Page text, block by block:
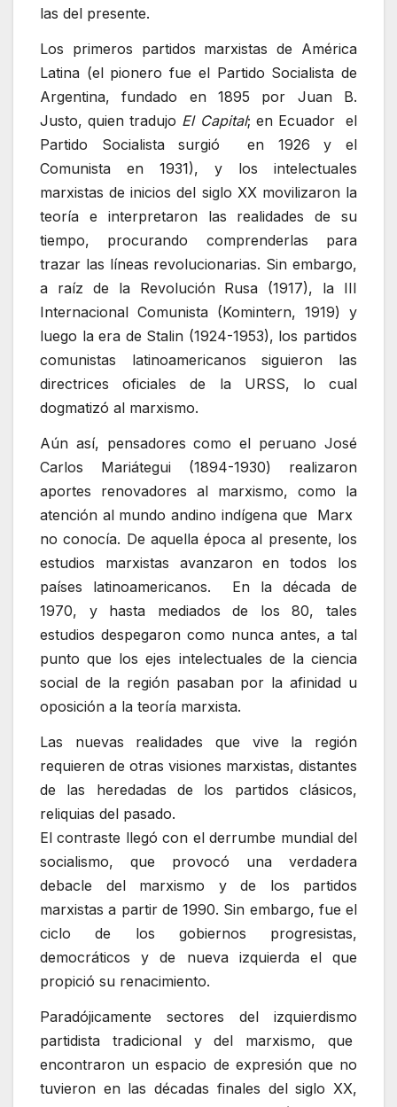
las del presente.
Los primeros partidos marxistas de América
Latina (el pionero fue el Partido Socialista de
Argentina, fundado en 1895 por Juan B.
Justo, quien tradujo El Capital; en Ecuador el
Partido Socialista surgió en 1926 y el
Comunista en 1931), y los intelectuales
marxistas de inicios del siglo XX movilizaron la
teoría e interpretaron las realidades de su
tiempo, procurando comprenderlas para
trazar las líneas revolucionarias. Sin embargo,
a raíz de la Revolución Rusa (1917), la III
Internacional Comunista (Komintern, 1919) y
luego la era de Stalin (1924-1953), los partidos
comunistas latinoamericanos siguieron las
directrices oficiales de la URSS, lo cual
dogmatizó al marxismo.
Aún así, pensadores como el peruano José
Carlos Mariátegui (1894-1930) realizaron
aportes renovadores al marxismo, como la
atención al mundo andino indígena que Marx
no conocía. De aquella época al presente, los
estudios marxistas avanzaron en todos los
países latinoamericanos. En la década de
1970, y hasta mediados de los 80, tales
estudios despegaron como nunca antes, a tal
punto que los ejes intelectuales de la ciencia
social de la región pasaban por la afinidad u
oposición a la teoría marxista.
Las nuevas realidades que vive la región
requieren de otras visiones marxistas, distantes
de las heredadas de los partidos clásicos,
reliquias del pasado.
El contraste llegó con el derrumbe mundial del
socialismo, que provocó una verdadera
debacle del marxismo y de los partidos
marxistas a partir de 1990. Sin embargo, fue el
ciclo de los gobiernos progresistas,
democráticos y de nueva izquierda el que
propició su renacimiento.
Paradójicamente sectores del izquierdismo
partidista tradicional y del marxismo, que
encontraron un espacio de expresión que no
tuvieron en las décadas finales del siglo XX,